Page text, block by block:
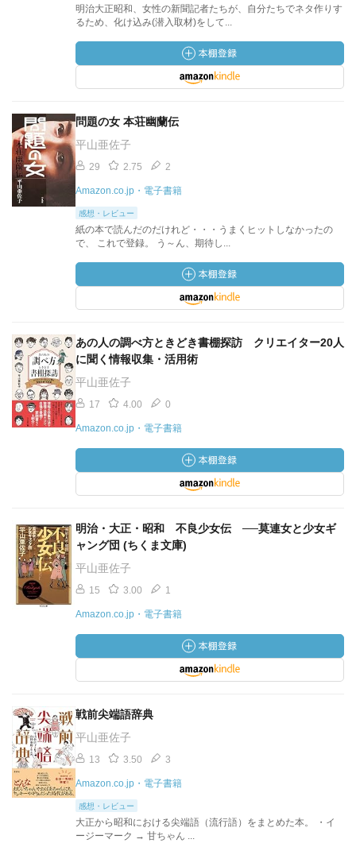
明治大正昭和、女性の新聞記者たちが、自分たちでネタ作りす
るため、化け込み(潜入取材)をして...
問題の女 本荘幽蘭伝
平山亜佐子
29 2.75 2
Amazon.co.jp・電子書籍
感想・レビュー
紙の本で読んだのだけれど・・・うまくヒットしなかったの
で、 これで登録。 う～ん、期待し...
あの人の調べ方ときどき書棚探訪 クリエイター20人
に聞く情報収集・活用術
平山亜佐子
17 4.00 0
Amazon.co.jp・電子書籍
明治・大正・昭和 不良少女伝 ──莫連女と少女ギ
ャング団 (ちくま文庫)
平山亜佐子
15 3.00 1
Amazon.co.jp・電子書籍
戦前尖端語辞典
平山亜佐子
13 3.50 3
Amazon.co.jp・電子書籍
感想・レビュー
大正から昭和における尖端語（流行語）をまとめた本。 ・イ
ージーマーク → 甘ちゃん ...